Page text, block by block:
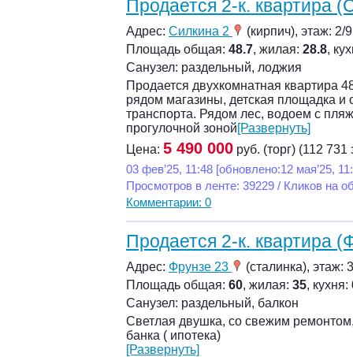
Продается 2-к. квартира
Адрес: Силкина 2
(кирпич), этаж: 2/
Площадь общая: 48.7, жилая: 28.8,
Санузел: раздельный, лоджия
Продается двухкомнатная квартира
рядом магазины, детская площадка и
транспорта. Рядом лес, водоем с
прогулочной зоной[Развернуть]
Цена: 5 490 000 руб. (торг) (112 731
03 фев’25, 11:48 [обновлено:12 мая’25,
Просмотров в ленте: 39229 / Кликов на
Комментарии: 0
Продается 2-к. квартира
Адрес: Фрунзе 23
(сталинка), этаж:
Площадь общая: 60, жилая: 35, кухня:
Санузел: раздельный, балкон
Светлая двушка, со свежим
банка ( ипотека)
[Развернуть]